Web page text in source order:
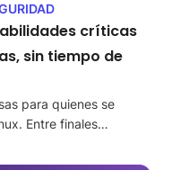
críticas
sin tiempo de
para quienes se
Entre finales…